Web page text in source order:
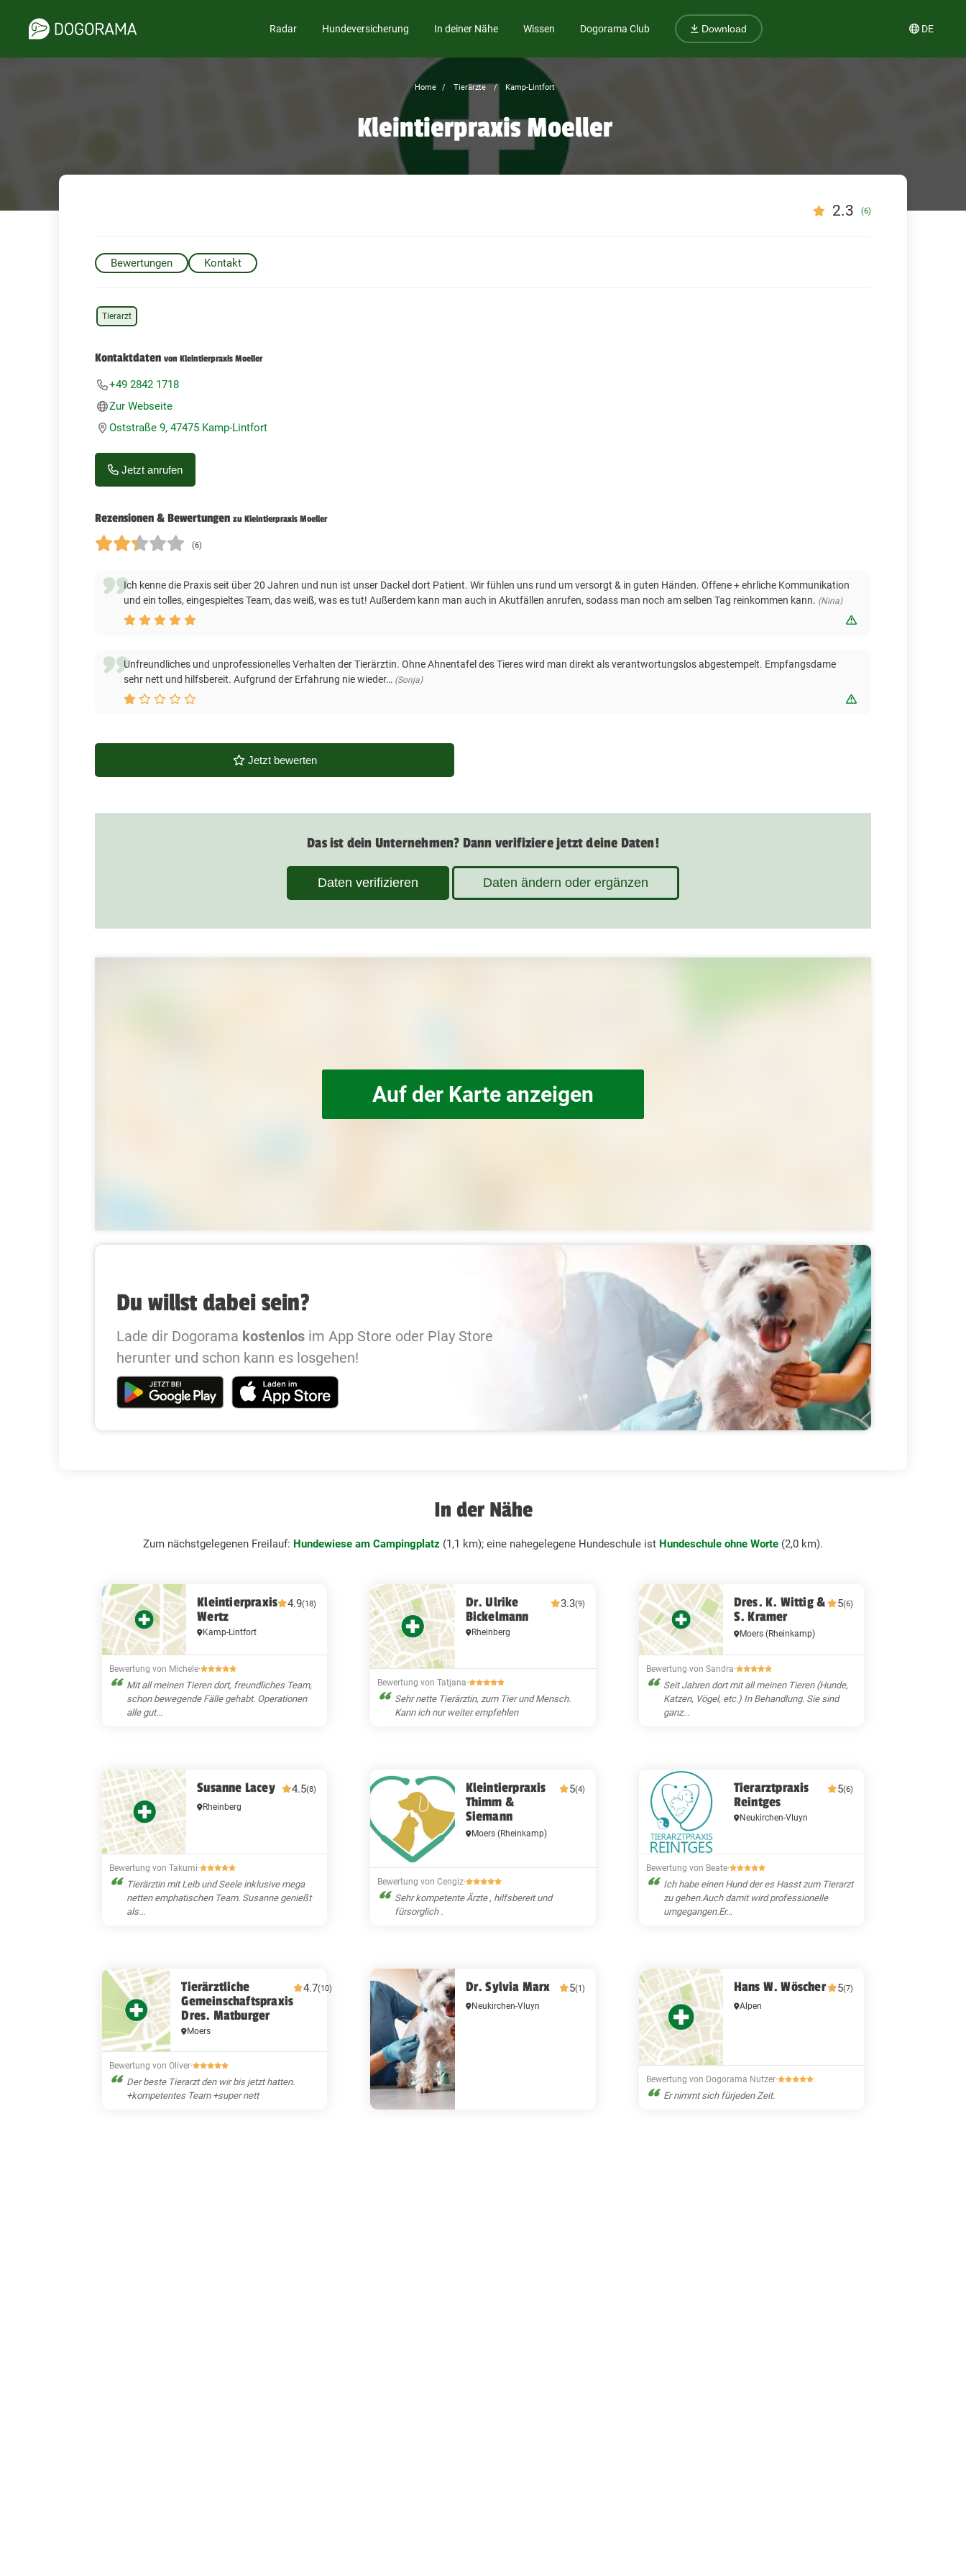
Radar Hundeversicherung In deiner Nähe Wissen Dogorama Club Download DE
Home Tierärzte Kamp-Lintfort
Kleintierpraxis Moeller
2.3 (6)
Bewertungen Kontakt
Tierarzt
Kontaktdaten von Kleintierpraxis Moeller
+49 2842 1718
Zur Webseite
Oststraße 9, 47475 Kamp-Lintfort
Jetzt anrufen
Rezensionen & Bewertungen zu Kleintierpraxis Moeller
(6)
Ich kenne die Praxis seit über 20 Jahren und nun ist unser Dackel dort Patient. Wir fühlen uns rund um versorgt & in guten Händen. Offene + ehrliche Kommunikation
und ein tolles, eingespieltes Team, das weiß, was es tut! Außerdem kann man auch in Akutfällen anrufen, sodass man noch am selben Tag reinkommen kann. (Nina)
Bewertung melden
Unfreundliches und unprofessionelles Verhalten der Tierärztin. Ohne Ahnentafel des Tieres wird man direkt als verantwortungslos abgestempelt. Empfangsdame
sehr nett und hilfsbereit. Aufgrund der Erfahrung nie wieder… (Sonja)
Bewertung melden
Jetzt bewerten
Das ist dein Unternehmen? Dann verifiziere jetzt deine Daten!
Daten verifizieren Daten ändern oder ergänzen
Auf der Karte anzeigen
Du willst dabei sein?
Lade dir Dogorama kostenlos im App Store oder Play Store
herunter und schon kann es losgehen!
In der Nähe
Zum nächstgelegenen Freilauf: Hundewiese am Campingplatz (1,1 km); eine nahegelegene Hundeschule ist Hundeschule ohne Worte (2,0 km).
Kleintierpraxis
Wertz
4.9(18)
Kamp-Lintfort
Bewertung von Michele·
Mit all meinen Tieren dort, freundliches Team,
schon bewegende Fälle gehabt. Operationen
alle gut...
Dr. Ulrike
Bickelmann
3.3(9)
Rheinberg
Bewertung von Tatjana·
Sehr nette Tierärztin, zum Tier und Mensch.
Kann ich nur weiter empfehlen
Dres. K. Wittig &
S. Kramer
5(6)
Moers (Rheinkamp)
Bewertung von Sandra·
Seit Jahren dort mit all meinen Tieren (Hunde,
Katzen, Vögel, etc.) In Behandlung. Sie sind
ganz...
Susanne Lacey 4.5(8)
Rheinberg
Bewertung von Takumi·
Tierärztin mit Leib und Seele inklusive mega
netten emphatischen Team. Susanne genießt
als...
Kleintierpraxis
Thimm &
Siemann
5(4)
Moers (Rheinkamp)
Bewertung von Cengiz·
Sehr kompetente Ärzte , hilfsbereit und
fürsorglich .
Tierarztpraxis
Reintges
5(6)
Neukirchen-Vluyn
Bewertung von Beate·
Ich habe einen Hund der es Hasst zum Tierarzt
zu gehen.Auch damit wird professionelle
umgegangen.Er...
Tierärztliche
Gemeinschaftspraxis
Dres. Matburger
4.7(10)
Moers
Bewertung von Oliver·
Der beste Tierarzt den wir bis jetzt hatten.
+kompetentes Team +super nett
Dr. Sylvia Marx 5(1)
Neukirchen-Vluyn
Hans W. Wöscher 5(7)
Alpen
Bewertung von Dogorama Nutzer·
Er nimmt sich fürjeden Zeit.